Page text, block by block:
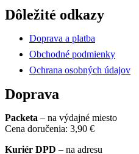
Dôležité odkazy
Doprava a platba
Obchodné podmienky
Ochrana osobných údajov
Doprava
Packeta – na výdajné miesto
Cena doručenia: 3,90 €
Kuriér DPD – na adresu